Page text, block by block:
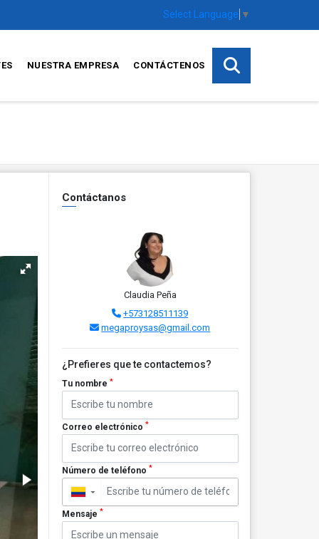
Select Language ▼
NUESTRA EMPRESA CONTÁCTENOS
Contáctanos
Claudia Peña
+573128511139
megaproysas@gmail.com
¿Prefieres que te contactemos?
Tu nombre *
Correo electrónico *
Número de teléfono *
▼
Mensaje *